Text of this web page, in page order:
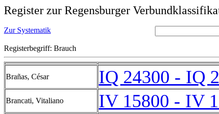
Register zur Regensburger
Zur Systematik
Registerbegriff: Brauch
Brañas, César IQ 24300 - IQ
Brancati, Vitaliano IV 15800 - IV